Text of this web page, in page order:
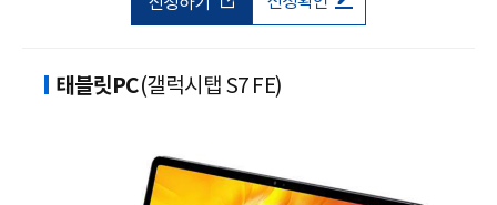
태블릿PC(갤럭시탭 S7 FE)